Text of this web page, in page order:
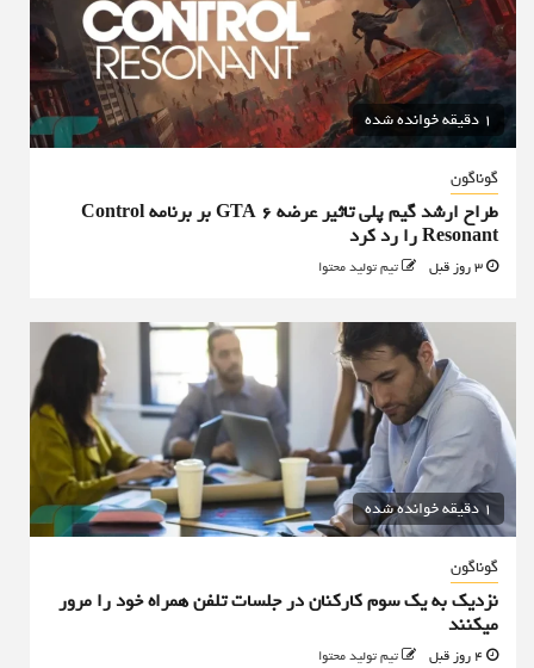
1 دقیقه خوانده شده
گوناگون
طراح ارشد گیم پلی تاثیر عرضه GTA 6 بر برنامه Control
Resonant را رد کرد
تیم تولید محتوا
1 دقیقه خوانده شده
گوناگون
نزدیک به یک سوم کارکنان در جلسات تلفن همراه خود را مرور
میکنند
تیم تولید محتوا